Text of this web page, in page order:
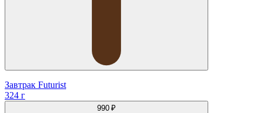
Завтрак Futurist
324 г
990 ₽